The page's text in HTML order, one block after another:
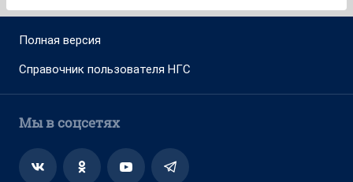
Полная версия
Справочник пользователя НГС
Мы в соцсетях